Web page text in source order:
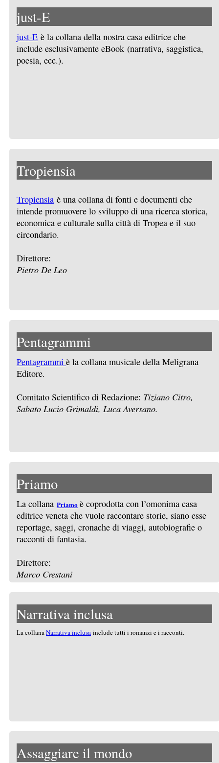
just-E
just-Eè la collana della nostra casa editrice che
include esclusivamente eBook (narrativa, saggistica,
poesia, ecc.).
Tropiensia
Tropiensiaè una collana di fonti e documenti che
intende promuovere lo sviluppo di una ricerca storica,
economica e culturale sulla città di Tropea e il suo
circondario.
Direttore:
Pietro De Leo
Pentagrammi
Pentagrammi è la collana musicale della Meligrana
Editore.
Comitato Scientifico di Redazione: Tiziano Citro,
Sabato Lucio Grimaldi, Luca Aversano.
Priamo
La collana Priamo è coprodotta con l’omonima casa
editrice veneta che vuole raccontare storie, siano esse
reportage, saggi, cronache di viaggi, autobiografie o
racconti di fantasia.
Direttore:
Marco Crestani
Narrativa inclusa
La collanaNarrativa inclusainclude tutti i romanzi e i racconti.
Assaggiare il mondo